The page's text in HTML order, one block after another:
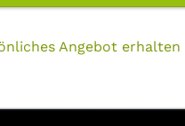
Angebot erhalten